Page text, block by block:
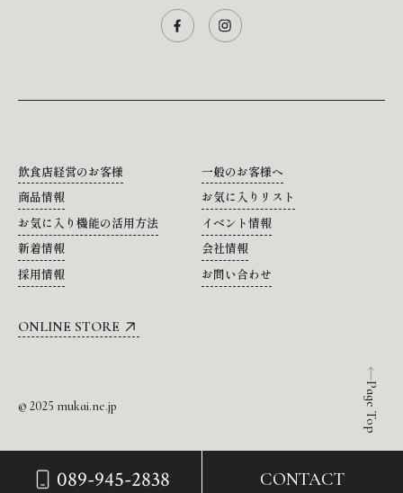
089-945-2838 CONTACT
Page Top
飲食店経営のお客様
一般のお客様へ
商品情報
お気に入りリスト
お気に入り機能の活用方法
イベント情報
新着情報
会社情報
採用情報
お問い合わせ
ONLINE STORE
© 2025 mukai.ne.jp